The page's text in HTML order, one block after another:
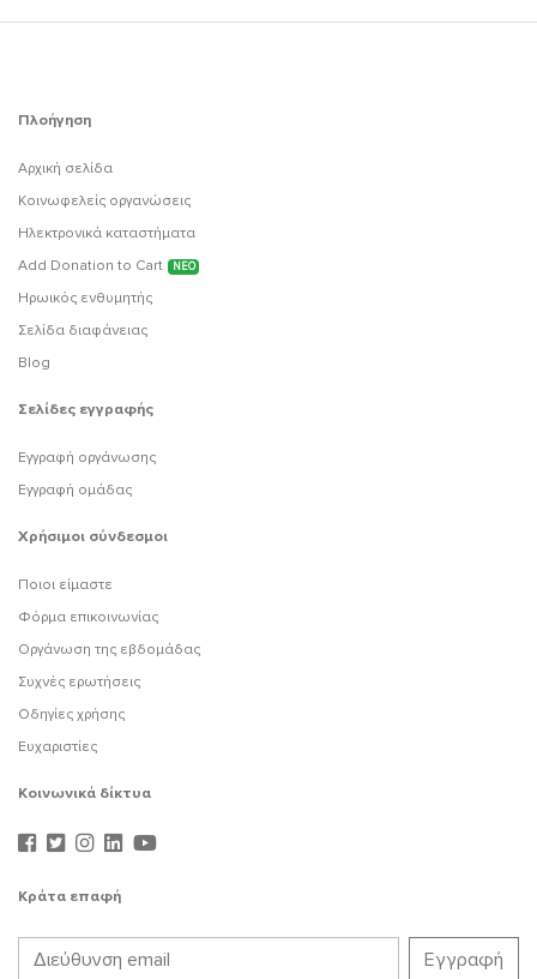
Πλοήγηση
Αρχική σελίδα
Κοινωφελείς οργανώσεις
Ηλεκτρονικά καταστήματα
Add Donation to Cart
ΝΕΟ
Ηρωικός ενθυμητής
Σελίδα διαφάνειας
Blog
Σελίδες εγγραφής
Εγγραφή οργάνωσης
Εγγραφή ομάδας
Χρήσιμοι σύνδεσμοι
Ποιοι είμαστε
Φόρμα επικοινωνίας
Οργάνωση της εβδομάδας
Συχνές ερωτήσεις
Οδηγίες χρήσης
Ευχαριστίες
Κοινωνικά δίκτυα
Κράτα επαφή